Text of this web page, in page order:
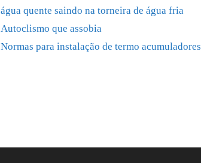
água quente saindo na torneira de água fria
Autoclismo que assobia
Normas para instalação de termo acumuladores